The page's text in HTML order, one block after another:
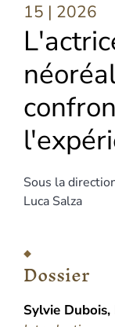
15 | 2026
Sous la
Luca Salza
Dossier
Sylvie Dubois,